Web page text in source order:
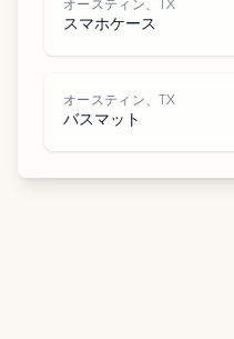
オースティン、TX
スマホケース
オースティン、TX
バスマット